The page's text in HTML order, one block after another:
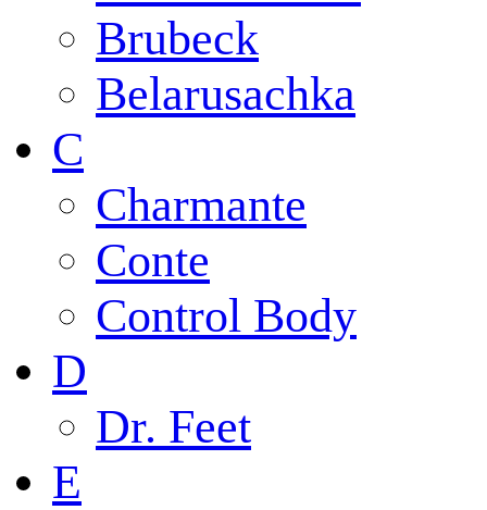
Brubeck
Belarusachka
C
Charmante
Conte
Control Body
D
Dr. Feet
E